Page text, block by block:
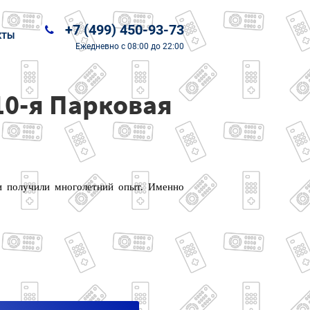
+7 (499) 450-93-73
Ежедневно с 08:00 до 22:00
я Парковая
получили многолетний опыт. Именно